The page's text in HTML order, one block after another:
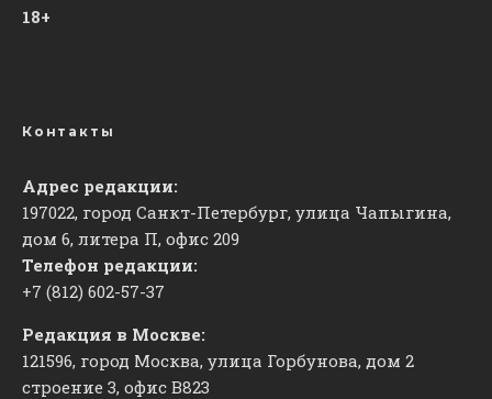
18+
Контакты
Адрес редакции:
197022, город Санкт-Петербург, улица Чапыгина,
дом 6, литера П, офис 209
Телефон редакции:
+7 (812) 602-57-37
Редакция в Москве:
121596, город Москва, улица Горбунова, дом 2
строение 3, офис ​В823